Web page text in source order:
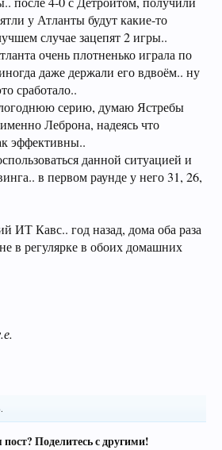
у Атланты будут какие-то
случае зацепят 2 игры..
очень плотненько играла по
даже держали его вдвоём.. ну
сработало..
серию, думаю Ястребы
Леброна, надеясь что
эффективны..
данной ситуацией и
в первом раунде у него 31, 26,
ИТ Кавс.. год назад, дома оба раза
в регулярке в обоих домашних
Поделитесь с другими!